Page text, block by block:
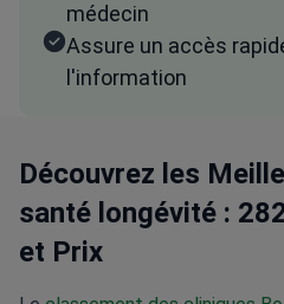
médecin
Assure un accès
l'information
Découvrez les
santé longévité :
et Prix